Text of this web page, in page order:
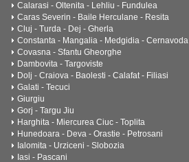
Calarasi - Oltenita - Lehliu - Fundulea
Caras Severin - Baile Herculane - Resita
Cluj - Turda - Dej - Gherla
Constanta - Mangalia - Medgidia - Cernavoda
Covasna - Sfantu Gheorghe
Dambovita - Targoviste
Dolj - Craiova - Baolesti - Calafat - Filiasi
Galati - Tecuci
Giurgiu
Gorj - Targu Jiu
Harghita - Miercurea Ciuc - Toplita
Hunedoara - Deva - Orastie - Petrosani
Ialomita - Urziceni - Slobozia
Iasi - Pascani